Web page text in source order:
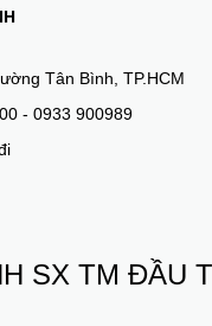
Tân Bình, TP.HCM
- 0933 900989
SX TM ĐẦU